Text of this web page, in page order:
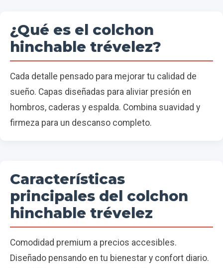
¿Qué es el colchon
hinchable trévelez?
Cada detalle pensado para mejorar tu calidad de
sueño. Capas diseñadas para aliviar presión en
hombros, caderas y espalda. Combina suavidad y
firmeza para un descanso completo.
Características
principales del colchon
hinchable trévelez
Comodidad premium a precios accesibles.
Diseñado pensando en tu bienestar y confort diario.